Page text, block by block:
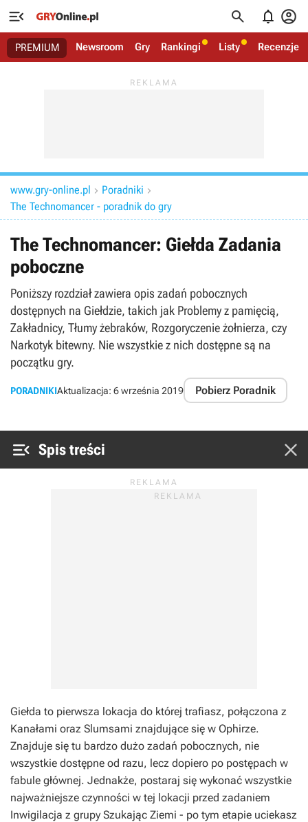
   
PREMIUM Newsroom Gry Rankingi Listy Recenzje
www.gry-online.pl  Poradniki 
The Technomancer - poradnik do gry
The Technomancer: Giełda Zadania
poboczne
Poniższy rozdział zawiera opis zadań pobocznych
dostępnych na Giełdzie, takich jak Problemy z pamięcią,
Zakładnicy, Tłumy żebraków, Rozgoryczenie żołnierza, czy
Narkotyk bitewny. Nie wszystkie z nich dostępne są na
początku gry.
PORADNIKIAktualizacja: 6 września 2019 Pobierz Poradnik
 Spis treści 
Giełda to pierwsza lokacja do której trafiasz, połączona z
Kanałami oraz Slumsami znajdujące się w Ophirze.
Znajduje się tu bardzo dużo zadań pobocznych, nie
wszystkie dostępne od razu, lecz dopiero po postępach w
fabule głównej. Jednakże, postaraj się wykonać wszystkie
najważniejsze czynności w tej lokacji przed zadaniem
Inwigilacja z grupy Szukając Ziemi - po tym etapie uciekasz